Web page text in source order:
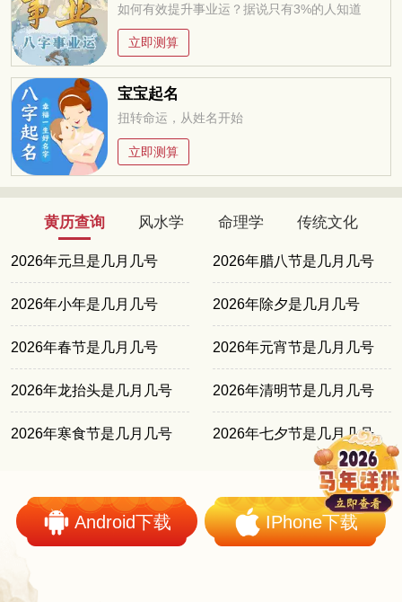
如何有效提升事业运？据说只有3%的人知道
立即测算
宝宝起名
扭转命运，从姓名开始
立即测算
黄历查询 风水学 命理学 传统文化
2026年元旦是几月几号 2026年腊八节是几月几号
2026年小年是几月几号 2026年除夕是几月几号
2026年春节是几月几号 2026年元宵节是几月几号
2026年龙抬头是几月几号 2026年清明节是几月几号
2026年寒食节是几月几号 2026年七夕节是几月几号
Android下载 IPhone下载